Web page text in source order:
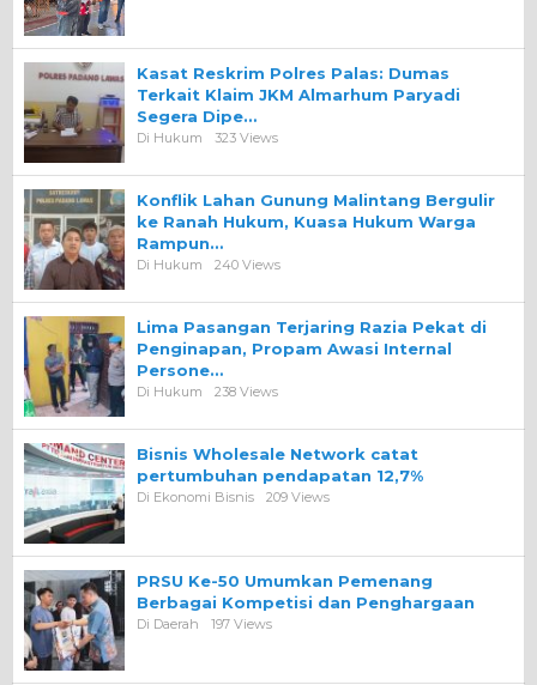
Kasat Reskrim Polres Palas: Dumas
Terkait Klaim JKM Almarhum Paryadi
Segera Dipe…
Di Hukum 323 Views
Konflik Lahan Gunung Malintang Bergulir
ke Ranah Hukum, Kuasa Hukum Warga
Rampun…
Di Hukum 240 Views
Lima Pasangan Terjaring Razia Pekat di
Penginapan, Propam Awasi Internal
Persone…
Di Hukum 238 Views
Bisnis Wholesale Network catat
pertumbuhan pendapatan 12,7%
Di Ekonomi Bisnis 209 Views
PRSU Ke-50 Umumkan Pemenang
Berbagai Kompetisi dan Penghargaan
Di Daerah 197 Views